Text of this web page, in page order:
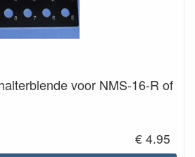
voor NMS-16-R of
€ 4.95